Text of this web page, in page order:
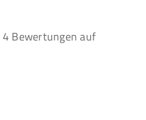
4 Bewertungen auf